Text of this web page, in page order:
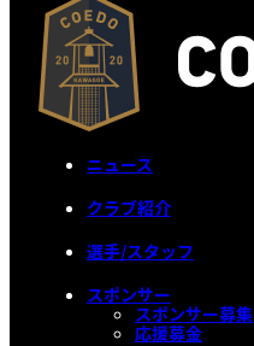
ニュース
クラブ紹介
選手/スタッフ
スポンサー
スポンサー募集
応援募金